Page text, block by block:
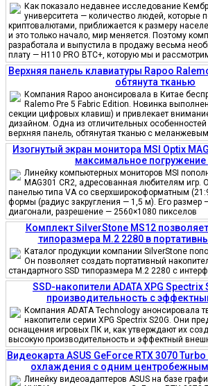
Как показало недавнее исследование
университета — количество людей, которые
криптовалютами, приближается к размеру
и это только начало, мир меняется. Поэтому
разработала и выпустила в продажу весьма
плату — H110 PRO BTC+, которую мы и
Верхняя панель клавиатуры Rapoo
обтянута тканью
Компания Rapoo анонсировала в Китае
Ralemo Pre 5 Fabric Edition. Новинка
секции цифровых клавиш) и привлекает
дизайном. Одна из отличительных
верхняя панель, обтянутая тканью с
Изогнутый экран монитора MSI Optix
максимальное погружение
Линейку компьютерных мониторов MSI
MAG301 CR2, адресованная любителям
панелью типа VA со сверхширокоформатным
формы (радиус закругления — 1,5 м). Его размер
диагонали, разрешение — 2560×1080 пикселов
Комплект SilverStone MS12
типоразмера M.2 2280 в
Каталог продукции компании SilverStone
Он позволяет создать портативный
стандартного SSD типоразмера M.2 2280 с
SSD-накопители ADATA XPG
производительность с
Компания ADATA Technology анонсировала
накопители серии XPG Spectrix S20G. Они
оснащения игровых ПК и, как утверждают их
высокую производительность и эффектный
Видеокарта ASUS GeForce RTX 3070
охлаждения с одним
Линейку видеоадаптеров ASUS на базе